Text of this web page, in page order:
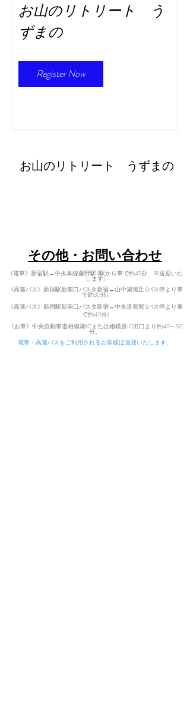
お山のリトリート う
ずまの
Register Now
​お山のリトリート うずまの
​その他・お問い合わせ
《電車》新宿駅↔中央本線藤野駅 (駅から車で約45分 ※送迎いた
します)
《高速バス》新宿駅新南口バスタ新宿↔山中湖旭丘 (バス停より車
で約30分)
《高速バス》新宿駅新南口バスタ新宿↔中央道都留 (バス停より車
で約40分)
《お車》中央自動車道相模湖ICまたは相模原IC出口より約40～50
分。
電車・高速バスをご利用されるお客様は送迎いたします。